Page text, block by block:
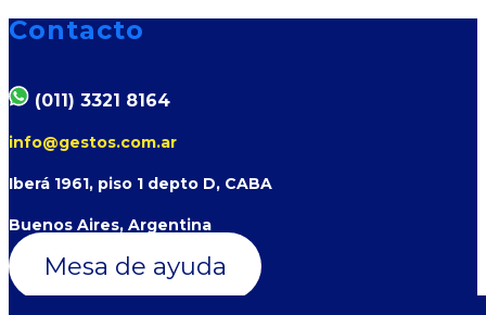
Contacto
(011) 3321 8164
info@gestos.com.ar
Iberá 1961, piso 1 depto D, CABA
Buenos Aires, Argentina
Mesa de ayuda